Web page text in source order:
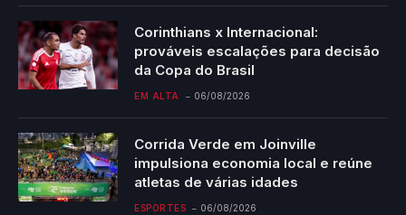
Corinthians x Internacional:
prováveis escalações para decisão
da Copa do Brasil
EM ALTA 06/08/2026
Corrida Verde em Joinville
impulsiona economia local e reúne
atletas de várias idades
ESPORTES 06/08/2026